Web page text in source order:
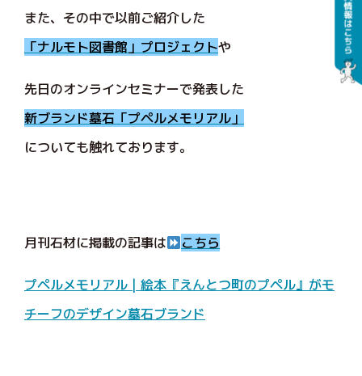
また、その中で以前ご紹介した
「ナルモト図書館」プロジェクトや
先日のオンラインセミナーで発表した
新ブランド墓石「プペルメモリアル」
についても触れております。
月刊石材に掲載の記事は こちら
プペルメモリアル | 絵本『えんとつ町のプペル』がモ
チーフのデザイン墓石ブランド